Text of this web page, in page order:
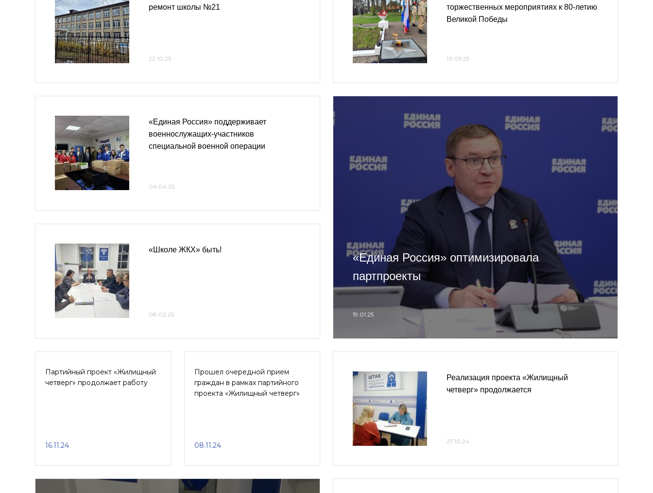
ремонт школы №21
22.10.25
торжественных мероприятиях к 80-летию
Великой Победы
10.05.25
«Единая Россия» поддерживает
военнослужащих-участников
специальной военной операции
04.04.25
«Школе ЖКХ» быть!
08.02.25
«Единая Россия» оптимизировала
партпроекты
19.01.25
Партийный проект «Жилищный
четверг» продолжает работу
16.11.24
Прошел очередной прием
граждан в рамках партийного
проекта «Жилищный четверг»
08.11.24
Реализация проекта «Жилищный
четверг» продолжается
27.10.24